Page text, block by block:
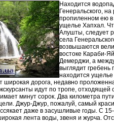
Находится
Генеральского,
пропиленном ею в
ущелье Хапхал.
Алушты, следует
села
возвышаются
востоке Караби-
Демерджи, а
выглядит гребень
находится
широкая дорога, недавно
идут по тропе, отходящей
минут сорок. Два километра
Джур-Джур, пожалуй, самый
даже в засушливые годы. С
лента воды, звеня и журча.